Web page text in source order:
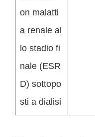
on malatti
a renale al
lo stadio fi
nale (ESR
D) sottopo
sti a dialisi